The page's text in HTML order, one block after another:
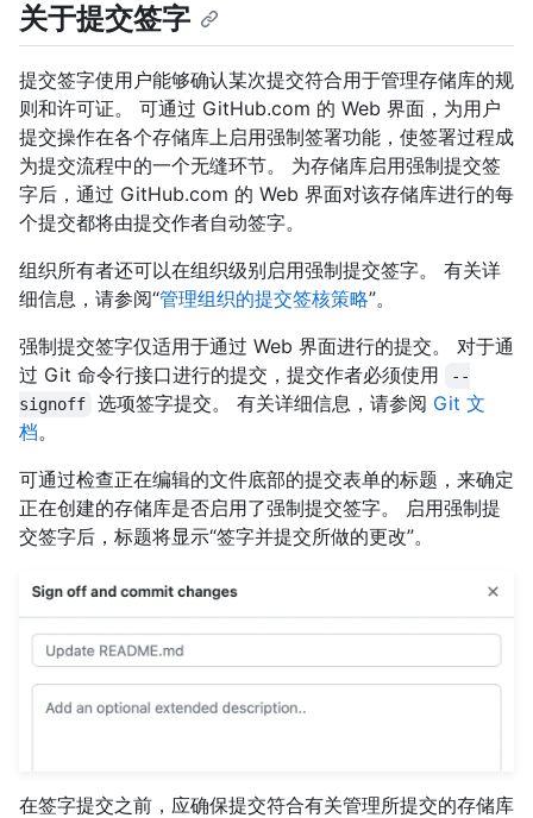
关于提交签字
提交签字使用户能够确认某次提交符合用于管理存储库的规
则和许可证。 可通过 GitHub.com 的 Web 界面，为用户
提交操作在各个存储库上启用强制签署功能，使签署过程成
为提交流程中的一个无缝环节。 为存储库启用强制提交签
字后，通过 GitHub.com 的 Web 界面对该存储库进行的每
个提交都将由提交作者自动签字。
组织所有者还可以在组织级别启用强制提交签字。 有关详
细信息，请参阅“管理组织的提交签核策略”。
强制提交签字仅适用于通过 Web 界面进行的提交。 对于通
过 Git 命令行接口进行的提交，提交作者必须使用
--
signoff
选项签字提交。 有关详细信息，请参阅 Git 文
档。
可通过检查正在编辑的文件底部的提交表单的标题，来确定
正在创建的存储库是否启用了强制提交签字。 启用强制提
交签字后，标题将显示“签字并提交所做的更改”。
在签字提交之前，应确保提交符合有关管理所提交的存储库